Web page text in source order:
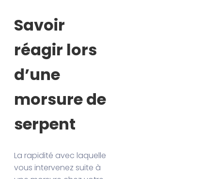
Savoir
réagir lors
d’une
morsure de
serpent
La rapidité avec laquelle
vous intervenez suite à